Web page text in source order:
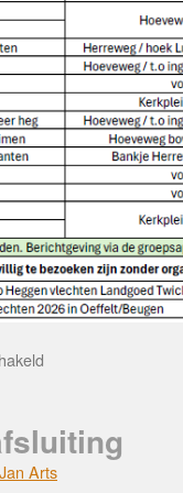
-2026
Arts